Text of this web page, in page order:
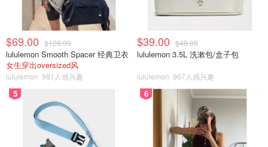
$69.00 $128.00
lululemon Smooth Spacer 经典卫衣
女生穿出oversized风
lululemon 981人感兴趣
$39.00 $48.00
lululemon 3.5L 洗漱包/盒子包
lululemon 967人感兴趣
5 6